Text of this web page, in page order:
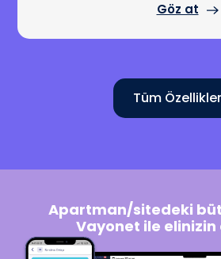
Göz at
Tüm Özellikler
Apartman/sitedeki
Vayonet ile elinizin